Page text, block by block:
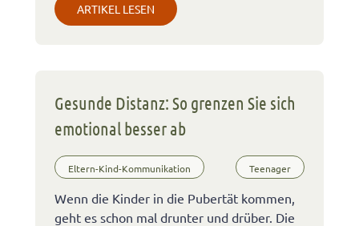
ARTIKEL LESEN
Gesunde Distanz: So grenzen Sie sich
emotional besser ab
Eltern-Kind-Kommunikation Teenager
Wenn die Kinder in die Pubertät kommen,
geht es schon mal drunter und drüber. Die